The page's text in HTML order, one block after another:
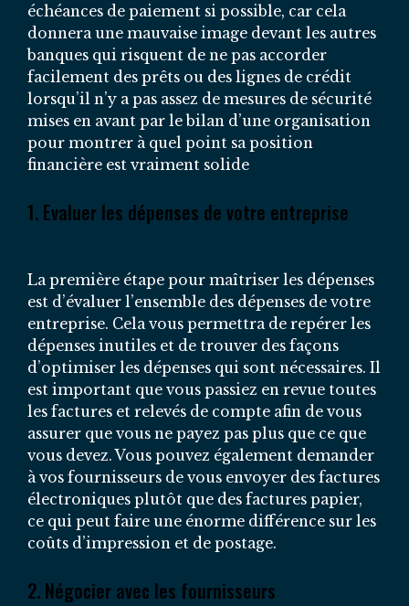
échéances de paiement si possible, car cela
donnera une mauvaise image devant les autres
banques qui risquent de ne pas accorder
facilement des prêts ou des lignes de crédit
lorsqu’il n’y a pas assez de mesures de sécurité
mises en avant par le bilan d’une organisation
pour montrer à quel point sa position
financière est vraiment solide
1. Evaluer les dépenses de votre entreprise
La première étape pour maîtriser les dépenses
est d’évaluer l’ensemble des dépenses de votre
entreprise. Cela vous permettra de repérer les
dépenses inutiles et de trouver des façons
d’optimiser les dépenses qui sont nécessaires. Il
est important que vous passiez en revue toutes
les factures et relevés de compte afin de vous
assurer que vous ne payez pas plus que ce que
vous devez. Vous pouvez également demander
à vos fournisseurs de vous envoyer des factures
électroniques plutôt que des factures papier,
ce qui peut faire une énorme différence sur les
coûts d’impression et de postage.
2. Négocier avec les fournisseurs